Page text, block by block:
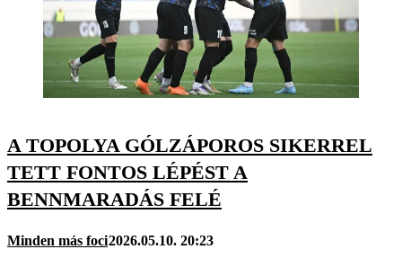
A TOPOLYA GÓLZÁPOROS SIKERREL
TETT FONTOS LÉPÉST A
BENNMARADÁS FELÉ
Minden más foci2026.05.10. 20:23